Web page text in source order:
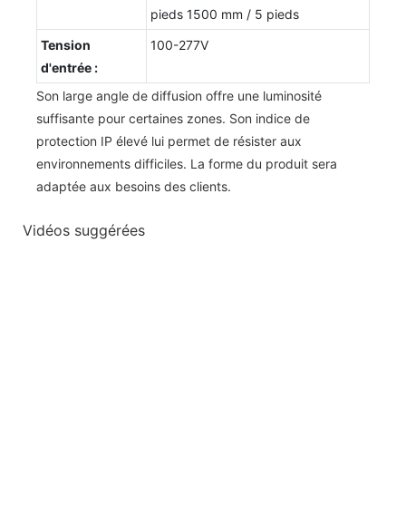
pieds 1500 mm / 5 pieds
Tension
d'entrée :
100-277V
Son large angle de diffusion offre une luminosité
suffisante pour certaines zones. Son indice de
protection IP élevé lui permet de résister aux
environnements difficiles. La forme du produit sera
adaptée aux besoins des clients.
Vidéos suggérées